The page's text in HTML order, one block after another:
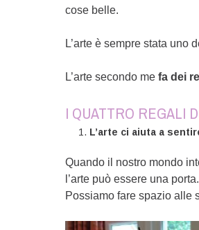
cose belle.
L’arte è sempre stata uno
L’arte secondo mefa dei
I QUATTRO REGALI
L’arte ci aiuta a
Quando il nostro mondo
l’arte può essere una
Possiamo fare spazio alle